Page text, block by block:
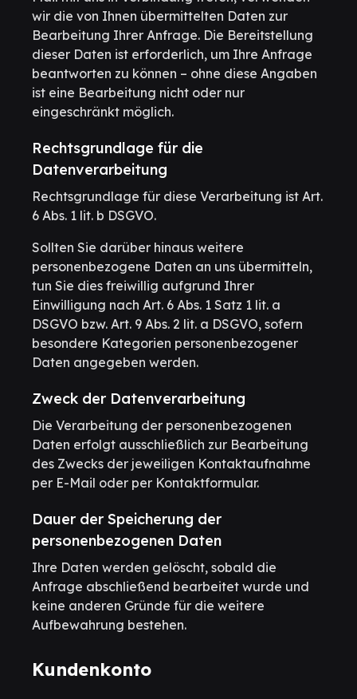
wir die von Ihnen übermittelten Daten zur
Bearbeitung Ihrer Anfrage. Die Bereitstellung
dieser Daten ist erforderlich, um Ihre Anfrage
beantworten zu können – ohne diese Angaben
ist eine Bearbeitung nicht oder nur
eingeschränkt möglich.
Rechtsgrundlage für die
Datenverarbeitung
Rechtsgrundlage für diese Verarbeitung ist Art.
6 Abs. 1 lit. b DSGVO.
Sollten Sie darüber hinaus weitere
personenbezogene Daten an uns übermitteln,
tun Sie dies freiwillig aufgrund Ihrer
Einwilligung nach Art. 6 Abs. 1 Satz 1 lit. a
DSGVO bzw. Art. 9 Abs. 2 lit. a DSGVO, sofern
besondere Kategorien personenbezogener
Daten angegeben werden.
Zweck der Datenverarbeitung
Die Verarbeitung der personenbezogenen
Daten erfolgt ausschließlich zur Bearbeitung
des Zwecks der jeweiligen Kontaktaufnahme
per E-Mail oder per Kontaktformular.
Dauer der Speicherung der
personenbezogenen Daten
Ihre Daten werden gelöscht, sobald die
Anfrage abschließend bearbeitet wurde und
keine anderen Gründe für die weitere
Aufbewahrung bestehen.
Kundenkonto